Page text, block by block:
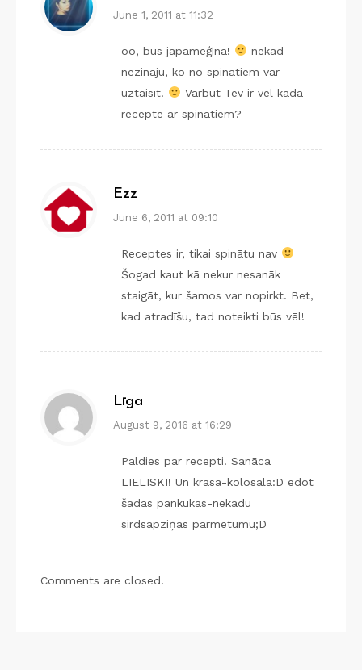
June 1, 2011 at 11:32
oo, būs jāpamēģina!
nekad
nezināju, ko no spinātiem var
uztaisīt!
Varbūt Tev ir vēl kāda
recepte ar spinātiem?
Ezz
June 6, 2011 at 09:10
Receptes ir, tikai spinātu nav
Šogad kaut kā nekur nesanāk
staigāt, kur šamos var nopirkt. Bet,
kad atradīšu, tad noteikti būs vēl!
Līga
August 9, 2016 at 16:29
Paldies par recepti! Sanāca
LIELISKI! Un krāsa-kolosāla:D ēdot
šādas pankūkas-nekādu
sirdsapziņas pārmetumu;D
Comments are closed.